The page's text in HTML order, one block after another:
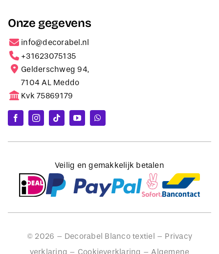
Onze gegevens
info@decorabel.nl
+31623075135
Gelderschweg 94,
7104 AL Meddo
Kvk 75869179
Veilig en gemakkelijk betalen
© 2026 – Decorabel Blanco textiel – Privacy
verklaring – Cookieverklaring – Algemene